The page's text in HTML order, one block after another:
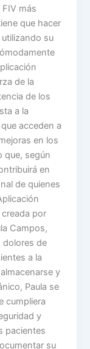
más
que hacer
su
de la
de los
a la
acceden a
en los
que, según
en
de quienes
creada por
Campos,
dolores de
a la
y
Paula se
cumpliera
y
pacientes
su